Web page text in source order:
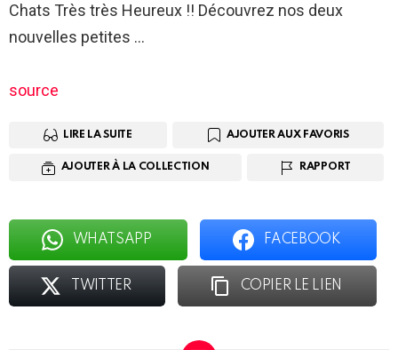
Chats Très très Heureux !! Découvrez nos deux
nouvelles petites …
source
LIRE LA SUITE AJOUTER AUX FAVORIS
AJOUTER À LA COLLECTION RAPPORT
WHATSAPP FACEBOOK
TWITTER COPIER LE LIEN